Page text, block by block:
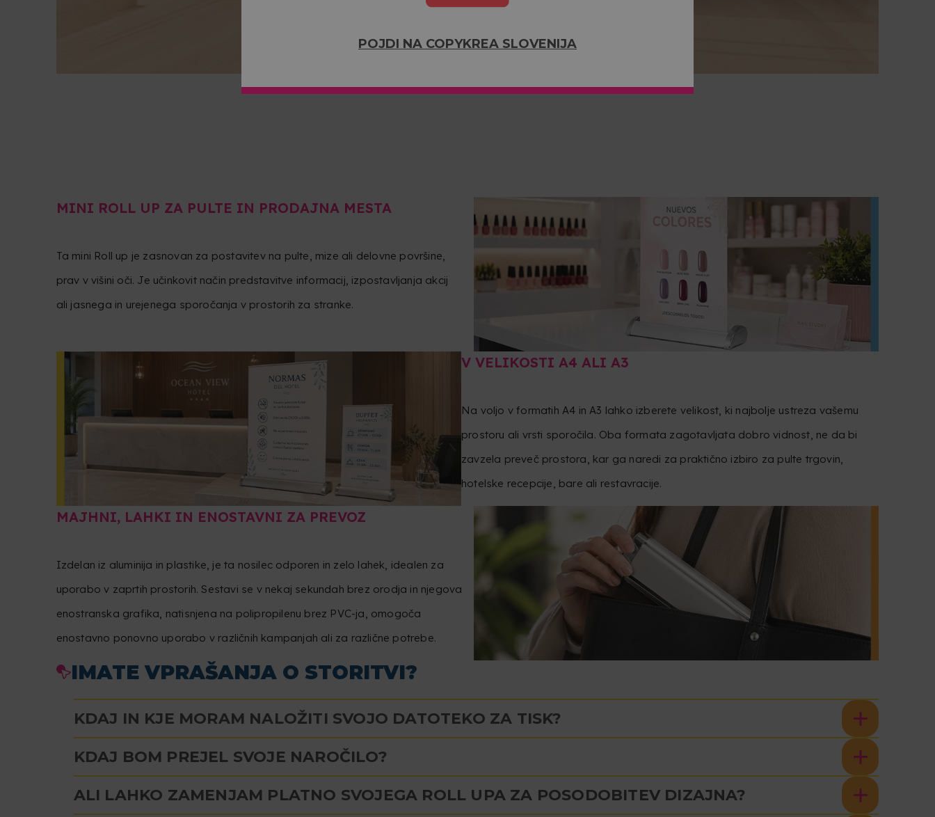
POJDI NA COPYKREA SLOVENIJA
MINI ROLL UP ZA PULTE IN PRODAJNA MESTA
Ta mini Roll up je zasnovan za postavitev na pulte, mize ali delovne površine,
prav v višini oči. Je učinkovit način predstavitve informacij, izpostavljanja akcij
ali jasnega in urejenega sporočanja v prostorih za stranke.
V VELIKOSTI A4 ALI A3
Na voljo v formatih A4 in A3 lahko izberete velikost, ki najbolje ustreza vašemu
prostoru ali vrsti sporočila. Oba formata zagotavljata dobro vidnost, ne da bi
zavzela preveč prostora, kar ga naredi za praktično izbiro za pulte trgovin,
hotelske recepcije, bare ali restavracije.
MAJHNI, LAHKI IN ENOSTAVNI ZA PREVOZ
Izdelan iz aluminija in plastike, je ta nosilec odporen in zelo lahek, idealen za
uporabo v zaprtih prostorih. Sestavi se v nekaj sekundah brez orodja in njegova
enostranska grafika, natisnjena na polipropilenu brez PVC-ja, omogoča
enostavno ponovno uporabo v različnih kampanjah ali za različne potrebe.
IMATE VPRAŠANJA O STORITVI?
KDAJ IN KJE MORAM NALOŽITI SVOJO DATOTEKO ZA TISK?
KDAJ BOM PREJEL SVOJE NAROČILO?
ALI LAHKO ZAMENJAM PLATNO SVOJEGA ROLL UPA ZA POSODOBITEV DIZAJNA?